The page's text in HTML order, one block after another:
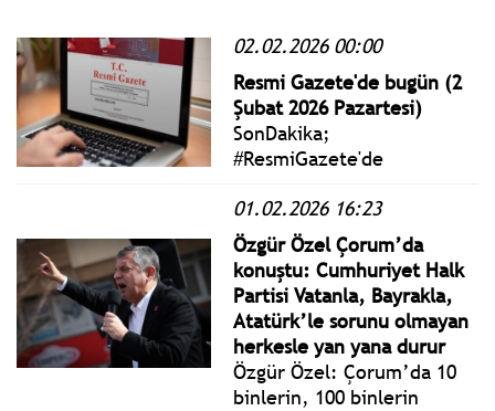
02.02.2026 00:00
Resmi Gazete'de bugün (2
Şubat 2026 Pazartesi)
SonDakika;
#ResmiGazete'de
Pazartesi yönetmelik,
genelge ve tebliğler
takip edebilirsiniz.
01.02.2026 16:23
Özgür Özel Çorum’da
konuştu: Cumhuriyet Halk
Partisi Vatanla, Bayrakla,
Atatürk’le sorunu olmayan
herkesle yan yana durur
Özgür Özel: Çorum’da 10
binlerin, 100 binlerin